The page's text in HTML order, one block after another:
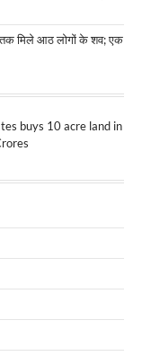
तक मिले आठ लोगों के शव; एक
buys 10 acre land in